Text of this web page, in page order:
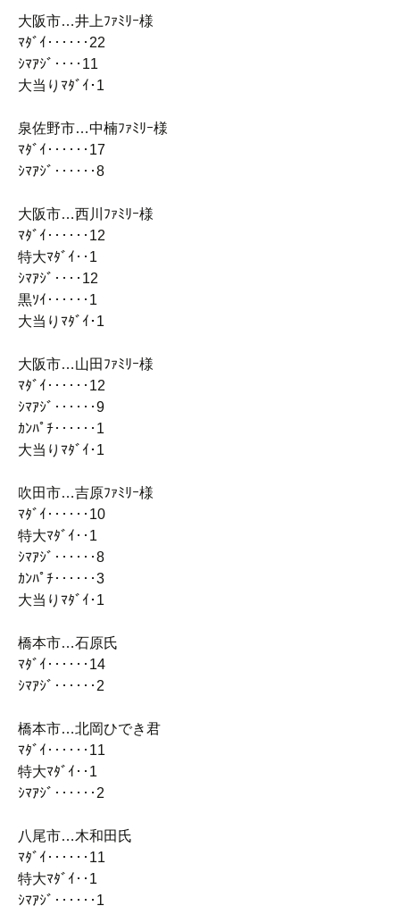
大阪市…井上ﾌｧﾐﾘｰ様
ﾏﾀﾞｲ‥‥‥22
ｼﾏｱｼﾞ‥‥11
大当りﾏﾀﾞｲ･1
泉佐野市…中楠ﾌｧﾐﾘｰ様
ﾏﾀﾞｲ‥‥‥17
ｼﾏｱｼﾞ‥‥‥8
大阪市…西川ﾌｧﾐﾘｰ様
ﾏﾀﾞｲ‥‥‥12
特大ﾏﾀﾞｲ‥1
ｼﾏｱｼﾞ‥‥12
黒ｿｲ‥‥‥1
大当りﾏﾀﾞｲ･1
大阪市…山田ﾌｧﾐﾘｰ様
ﾏﾀﾞｲ‥‥‥12
ｼﾏｱｼﾞ‥‥‥9
ｶﾝﾊﾟﾁ‥‥‥1
大当りﾏﾀﾞｲ･1
吹田市…吉原ﾌｧﾐﾘｰ様
ﾏﾀﾞｲ‥‥‥10
特大ﾏﾀﾞｲ‥1
ｼﾏｱｼﾞ‥‥‥8
ｶﾝﾊﾟﾁ‥‥‥3
大当りﾏﾀﾞｲ･1
橋本市…石原氏
ﾏﾀﾞｲ‥‥‥14
ｼﾏｱｼﾞ‥‥‥2
橋本市…北岡ひでき君
ﾏﾀﾞｲ‥‥‥11
特大ﾏﾀﾞｲ‥1
ｼﾏｱｼﾞ‥‥‥2
八尾市…木和田氏
ﾏﾀﾞｲ‥‥‥11
特大ﾏﾀﾞｲ‥1
ｼﾏｱｼﾞ‥‥‥1